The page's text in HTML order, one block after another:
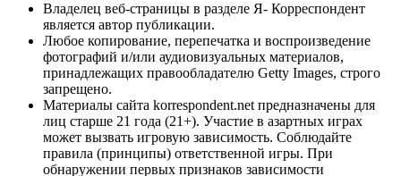
Владелец веб-страницы в разделе Я- Корреспондент
является автор публикации.
Любое копирование, перепечатка и воспроизведение
фотографий и/или аудиовизуальных материалов,
принадлежащих правообладателю Getty Images, строго
запрещено.
Материалы сайта korrespondent.net предназначены для
лиц старше 21 года (21+). Участие в азартных играх
может вызвать игровую зависимость. Соблюдайте
правила (принципы) ответственной игры. При
обнаружении первых признаков зависимости